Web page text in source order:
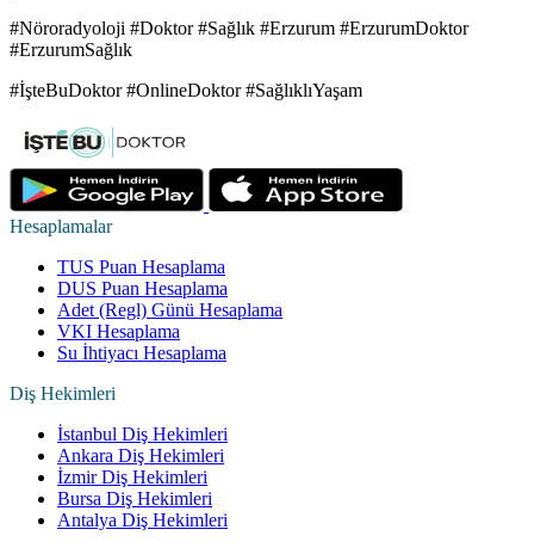
#Nöroradyoloji #Doktor #Sağlık #Erzurum #ErzurumDoktor
#ErzurumSağlık
#İşteBuDoktor #OnlineDoktor #SağlıklıYaşam
Hesaplamalar
TUS Puan Hesaplama
DUS Puan Hesaplama
Adet (Regl) Günü Hesaplama
VKI Hesaplama
Su İhtiyacı Hesaplama
Diş Hekimleri
İstanbul Diş Hekimleri
Ankara Diş Hekimleri
İzmir Diş Hekimleri
Bursa Diş Hekimleri
Antalya Diş Hekimleri